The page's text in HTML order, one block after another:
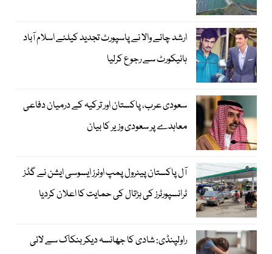
ارشد چائے والا نے پاسپورٹ تجدید کیلئے اسلام آباد
ہائیکورٹ سے رجوع کرلیا
سعودی عرب، پاکستان اور ترکیہ کے درمیان دفاعی
معاہدے پر سعودی وزیر کا بیان
آل پاکستان پیٹرول پمپ اونرز ایسوسی ایشن نے گڈز
ٹرانسپورٹرز کی ہڑتال کی حمایت کا اعلان کردیا
راولپنڈی: شادی کا جھانسہ دیکر بنکاک سے لائی